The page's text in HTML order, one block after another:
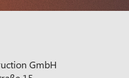
GmbH